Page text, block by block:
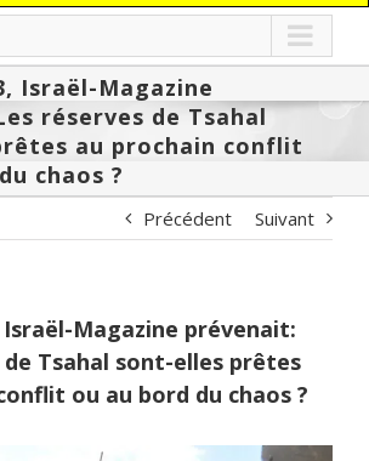
Israël-Magazine
réserves de Tsahal
au prochain conflit
chaos ?
Précédent Suivant
Israël-Magazine prévenait:
de Tsahal sont-elles prêtes
ou au bord du chaos ?